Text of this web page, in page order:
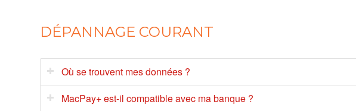
DÉPANNAGE COURANT
Où se trouvent mes données ?
MacPay+ est-il compatible avec ma banque ?